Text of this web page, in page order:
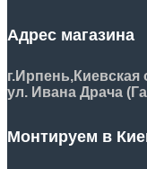
Адрес магазина
г.Ирпень,Киевская
ул. Ивана Драча
Монтируем в